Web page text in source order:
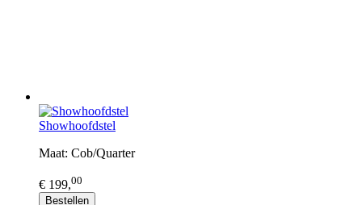
Showhoofdstel
Maat: Cob/Quarter
€ 199,00
Bestellen